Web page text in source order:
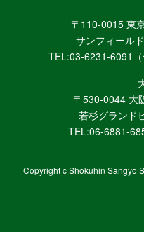
〒110-0015 東
サンフィール
TEL:03-6231-6091
〒530-0044 大
若杉グランド
TEL:06-6881-
Copyright c Shokuhin Sangyo